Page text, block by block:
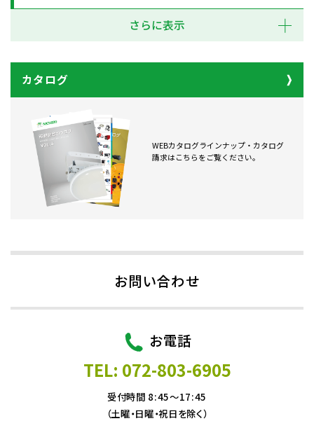
さらに表示
カタログ
WEBカタログラインナップ・カタログ
請求はこちらをご覧ください。
お問い合わせ
お電話
TEL: 072-803-6905
受付時間 8:45～17:45
（土曜・日曜・祝日を除く）